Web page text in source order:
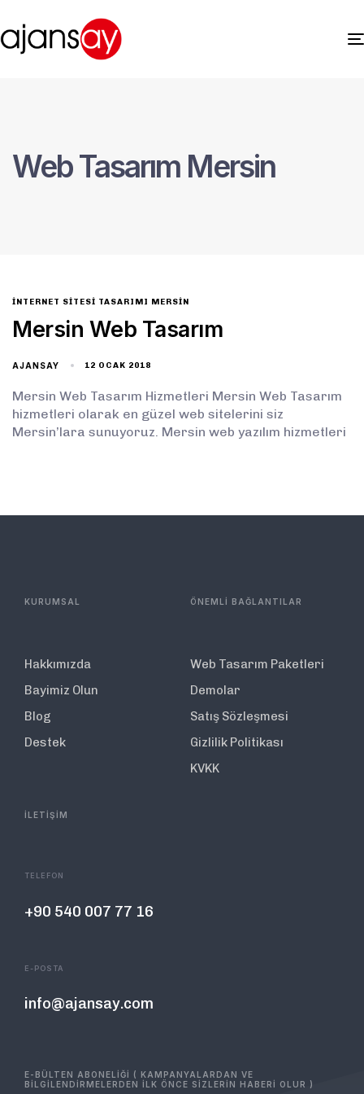
Web Tasarım Mersin
INTERNET SITESI TASARIMI MERSIN
Mersin Web Tasarım
AJANSAY 12 OCAK 2018
Mersin Web Tasarım Hizmetleri Mersin Web Tasarım
hizmetleri olarak en güzel web sitelerini siz
Mersin’lara sunuyoruz. Mersin web yazılım hizmetleri
KURUMSAL
Hakkımızda
Bayimiz Olun
Blog
Destek
ÖNEMLİ BAĞLANTILAR
Web Tasarım Paketleri
Demolar
Satış Sözleşmesi
Gizlilik Politikası
KVKK
İLETİŞİM
TELEFON
+90 540 007 77 16
E-POSTA
info@ajansay.com
E-BÜLTEN ABONELİĞİ ( KAMPANYALARDAN VE
BİLGİLENDİRMELERDEN İLK ÖNCE SİZLERİN HABERİ OLUR )